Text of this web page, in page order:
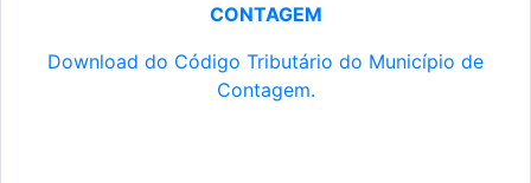
CONTAGEM
Download do Código Tributário do Município de
Contagem.